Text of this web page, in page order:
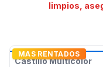
limpios,
MAS RENTADOS
Castillo Multicolor